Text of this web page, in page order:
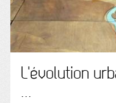
L'évolution
...